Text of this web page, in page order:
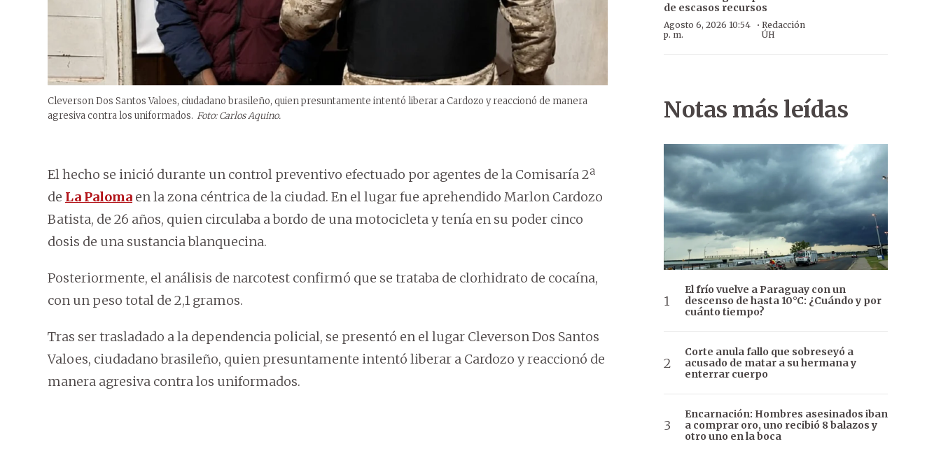
Cleverson Dos Santos Valoes, ciudadano brasileño, quien presuntamente intentó liberar a Cardozo y reaccionó de manera
agresiva contra los uniformados. Foto: Carlos Aquino.
El hecho se inició durante un control preventivo efectuado por agentes de la Comisaría 2ª
de La Paloma en la zona céntrica de la ciudad. En el lugar fue aprehendido Marlon Cardozo
Batista, de 26 años, quien circulaba a bordo de una motocicleta y tenía en su poder cinco
dosis de una sustancia blanquecina.
Posteriormente, el análisis de narcotest confirmó que se trataba de clorhidrato de cocaína,
con un peso total de 2,1 gramos.
Tras ser trasladado a la dependencia policial, se presentó en el lugar Cleverson Dos Santos
Valoes, ciudadano brasileño, quien presuntamente intentó liberar a Cardozo y reaccionó de
manera agresiva contra los uniformados.
de escasos recursos
Agosto 6, 2026 10:54
p. m.
· Redacción
ÚH
Notas más leídas
El frío vuelve a Paraguay con un
descenso de hasta 10°C: ¿Cuándo y por
cuánto tiempo?
Corte anula fallo que sobreseyó a
acusado de matar a su hermana y
enterrar cuerpo
Encarnación: Hombres asesinados iban
a comprar oro, uno recibió 8 balazos y
otro uno en la boca